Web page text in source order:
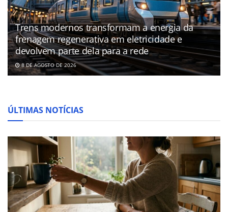
Trens modernos transformam a energia da
frenagem regenerativa em eletricidade e
devolvem parte dela para a rede
8 DE AGOSTO DE 2026
ÚLTIMAS NOTÍCIAS